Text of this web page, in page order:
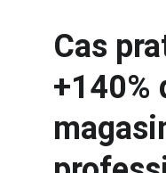
Cas
+140%